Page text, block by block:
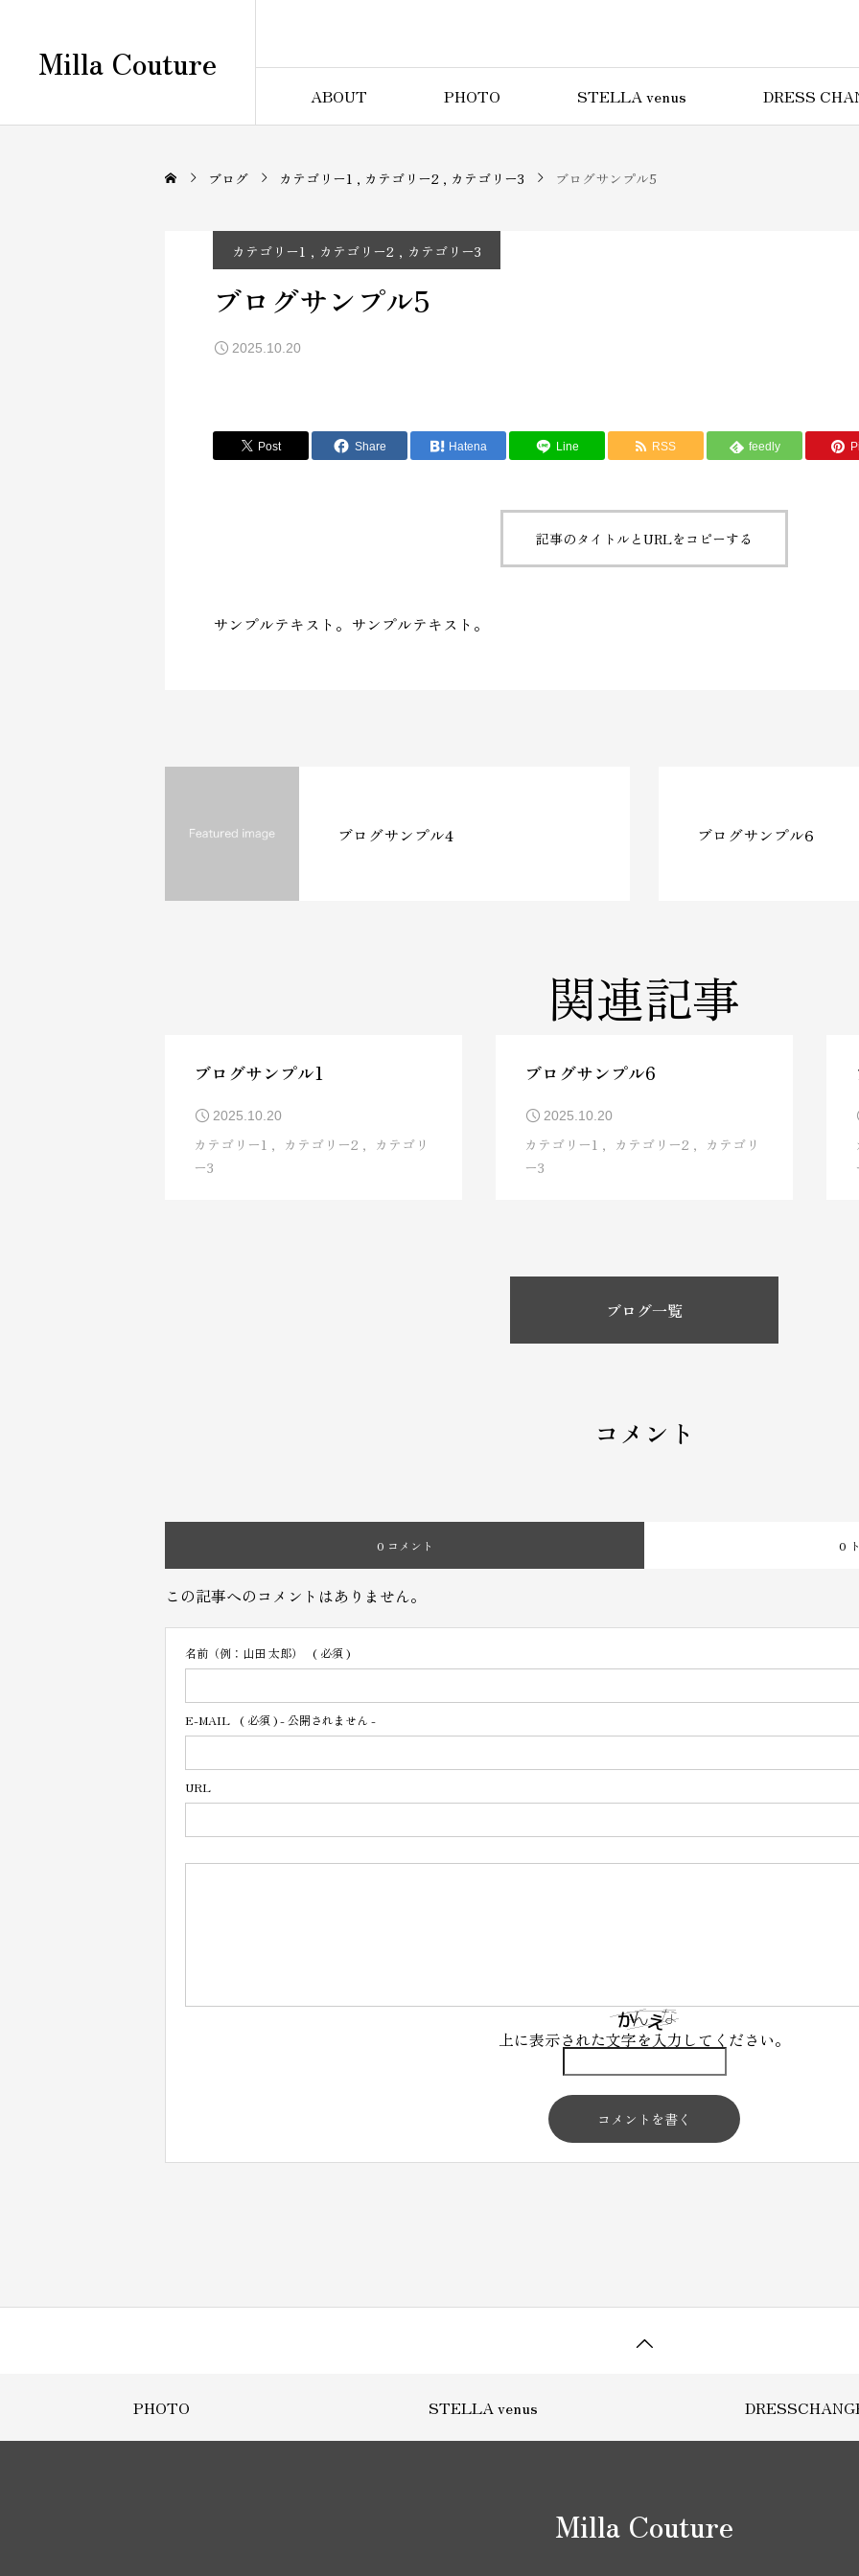
Milla Couture
ABOUT PHOTO STELLA venus DRESS
ブログ カテゴリー1 カテゴリー2 カテゴリー3 ブログサンプル5
カテゴリー1 カテゴリー2 カテゴリー3
ブログサンプル5
2025.10.20
Post Share Hatena Line RSS feedly
記事のタイトルとURLをコピーする
サンプルテキスト。サンプルテキスト。
ブログサンプル4 ブログサンプル6
関連記事
ブログサンプル1
2025.10.20
カテゴリー1 カテゴリー2
カテゴリ
ー3
ブログサンプル6
2025.10.20
カテゴリー1 カテゴリー2
カテゴリ
ー3
ブログ一覧
コメント
0 コメント 0
この記事へのコメントはありません。
名前（例：山田 太郎） ( 必須 )
E-MAIL ( 必須 ) - 公開されません -
URL
上に表示された文字を入力してください。
PHOTO STELLA venus
Milla Couture